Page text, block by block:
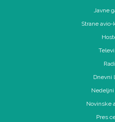
Javne
Strane
Dnevni
Nedeljni
Novinske
Pres